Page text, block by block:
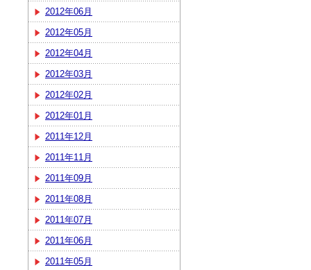
2012年06月
2012年05月
2012年04月
2012年03月
2012年02月
2012年01月
2011年12月
2011年11月
2011年09月
2011年08月
2011年07月
2011年06月
2011年05月